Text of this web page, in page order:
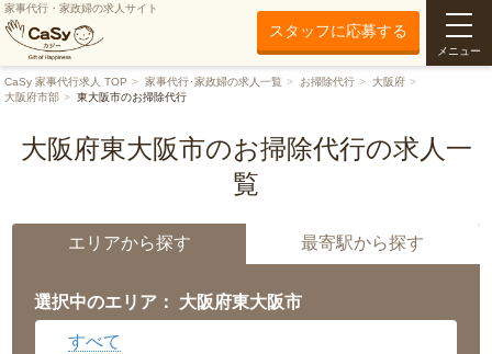
家事代行・家政婦の求人サイト
スタッフに応募する
メニュー
CaSy 家事代行求人 TOP 家事代行･家政婦の求人一覧 お掃除代行
大阪府
大阪府市部
東大阪市のお掃除代行
大阪府東大阪市のお掃除代行の求人一
覧
エリアから探す 最寄駅から探す
選択中のエリア： 大阪府東大阪市
すべて